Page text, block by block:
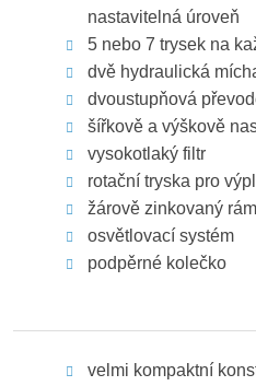
nastavitelná úroveň
5 nebo 7 trysek na
dvě hydraulická
dvoustupňová
šířkově a výškově
vysokotlaký filtr
rotační tryska pro
žárově zinkovaný rám
osvětlovací systém
podpěrné kolečko
velmi kompaktní